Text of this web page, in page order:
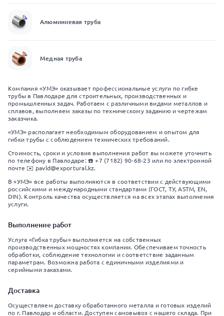
Алюминиевая труба
Медная труба
Компания «УМЭ» оказывает профессиональные услуги по гибке
трубы в Павлодаре для строительных, производственных и
промышленных задач. Работаем с различными видами металлов и
сплавов, выполняем заказы по техническому заданию и чертежам
заказчика.
«УМЭ» располагает необходимым оборудованием и опытом для
гибки трубы с соблюдением технических требований.
Стоимость, сроки и условия выполнения работ вы можете уточнить
по телефону в Павлодаре: ☎️ +7 (7182) 90-68-23 или по электронной
почте ✉️ pavld@exportural.kz.
В «УМЭ» все работы выполняются в соответствии с действующими
российскими и международными стандартами (ГОСТ, ТУ, ASTM, EN,
DIN). Контроль качества осуществляется на всех этапах выполнения
услуги.
Выполнение работ
Услуга «Гибка трубы» выполняется на собственных
производственных мощностях компании. Обеспечиваем точность
обработки, соблюдение технологии и соответствие заданным
параметрам. Возможна работа с единичными изделиями и
серийными заказами.
Доставка
Осуществляем доставку обработанного металла и готовых изделий
по г. Павлодар и области. Доступен самовывоз с нашего склада. При